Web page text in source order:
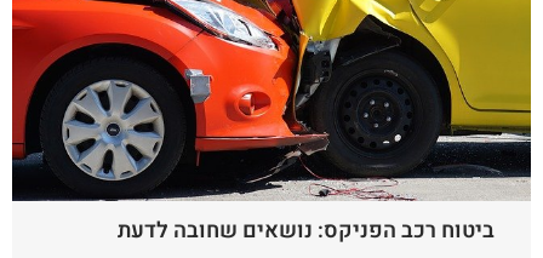
ביטוח רכב הפניקס: נושאים שחובה לדעת